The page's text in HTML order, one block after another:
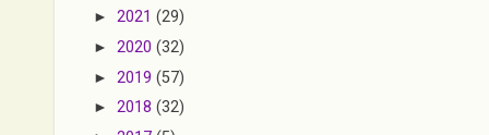
► 2021 (29)
► 2020 (32)
► 2019 (57)
► 2018 (32)